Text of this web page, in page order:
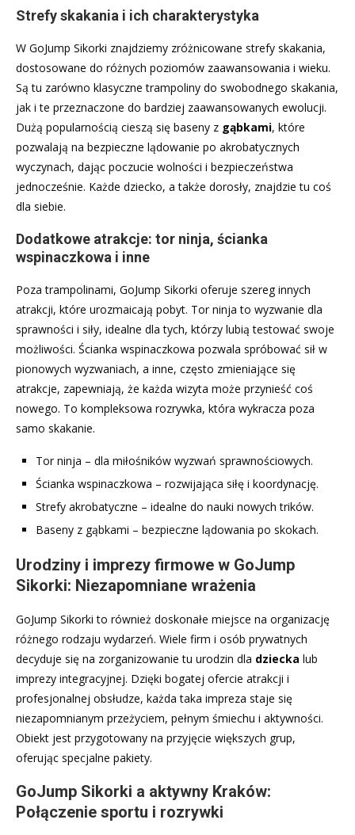
Strefy skakania i ich charakterystyka
W GoJump Sikorki znajdziemy zróżnicowane strefy skakania,
dostosowane do różnych poziomów zaawansowania i wieku.
Są tu zarówno klasyczne trampoliny do swobodnego skakania,
jak i te przeznaczone do bardziej zaawansowanych ewolucji.
Dużą popularnością cieszą się baseny z gąbkami, które
pozwalają na bezpieczne lądowanie po akrobatycznych
wyczynach, dając poczucie wolności i bezpieczeństwa
jednocześnie. Każde dziecko, a także dorosły, znajdzie tu coś
dla siebie.
Dodatkowe atrakcje: tor ninja, ścianka
wspinaczkowa i inne
Poza trampolinami, GoJump Sikorki oferuje szereg innych
atrakcji, które urozmaicają pobyt. Tor ninja to wyzwanie dla
sprawności i siły, idealne dla tych, którzy lubią testować swoje
możliwości. Ścianka wspinaczkowa pozwala spróbować sił w
pionowych wyzwaniach, a inne, często zmieniające się
atrakcje, zapewniają, że każda wizyta może przynieść coś
nowego. To kompleksowa rozrywka, która wykracza poza
samo skakanie.
Tor ninja – dla miłośników wyzwań sprawnościowych.
Ścianka wspinaczkowa – rozwijająca siłę i koordynację.
Strefy akrobatyczne – idealne do nauki nowych trików.
Baseny z gąbkami – bezpieczne lądowania po skokach.
Urodziny i imprezy firmowe w GoJump
Sikorki: Niezapomniane wrażenia
GoJump Sikorki to również doskonałe miejsce na organizację
różnego rodzaju wydarzeń. Wiele firm i osób prywatnych
decyduje się na zorganizowanie tu urodzin dla dziecka lub
imprezy integracyjnej. Dzięki bogatej ofercie atrakcji i
profesjonalnej obsłudze, każda taka impreza staje się
niezapomnianym przeżyciem, pełnym śmiechu i aktywności.
Obiekt jest przygotowany na przyjęcie większych grup,
oferując specjalne pakiety.
GoJump Sikorki a aktywny Kraków:
Połączenie sportu i rozrywki